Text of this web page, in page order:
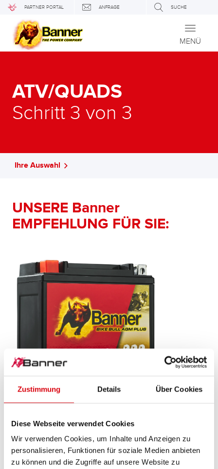
Zustimmung Details Über Cookies
Diese Webseite verwendet Cookies
Wir verwenden Cookies, um Inhalte und Anzeigen zu
personalisieren, Funktionen für soziale Medien anbieten
zu können und die Zugriffe auf unsere Website zu
PARTNER PORTAL ANFRAGE SUCHE
Toggle
MENÜ
ATV/QUADS
Schritt 3 von 3
Ihre Auswahl
UNSERE Banner
EMPFEHLUNG FÜR SIE:
Bike Bull AGM PLUS
Das Aushängeschild der Banner Markenqualität.
Originalqualität zum Nachrüsten (OE).